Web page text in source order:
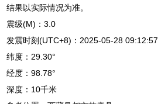
结果以实际情况为准。
震级(M)：3.0
发震时刻(UTC+8)：2025-05-28 09:12:57
纬度：29.30°
经度：98.78°
深度：10千米